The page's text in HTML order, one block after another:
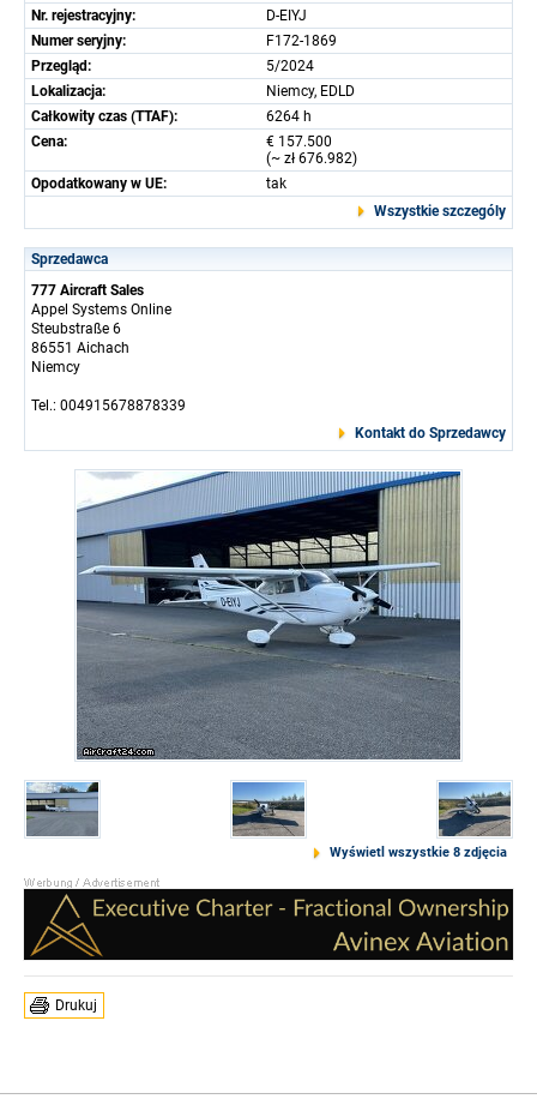
Nr. rejestracyjny:
D-EIYJ
Numer seryjny:
F172-1869
Przegląd:
5/2024
Lokalizacja:
Niemcy, EDLD
Całkowity czas (TTAF):
6264 h
Cena:
€ 157.500
(~ zł 676.982)
Opodatkowany w UE:
tak
Wszystkie szczególy
Sprzedawca
777 Aircraft Sales
Appel Systems Online
Steubstraße 6
86551 Aichach
Niemcy
Tel.: 004915678878339
Kontakt do Sprzedawcy
Wyświetl wszystkie 8 zdjęcia
Drukuj